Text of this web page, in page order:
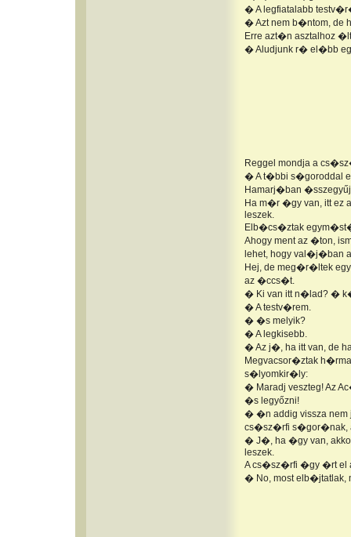
� A legfiatalabb
� Azt nem b�ntom, de
Erre azt�n asztalhoz
� Aludjunk r� el�bb
Reggel mondja a
� A t�bbi s�goroddal
Hamarj�ban
Ha m�r �gy van, itt ez
leszek.
Elb�cs�ztak
Ahogy ment az �ton,
lehet, hogy val�j�ban
Hej, de meg�r�ltek
az �ccs�t.
� Ki van itt n�lad? �
� A testv�rem.
� �s melyik?
� A legkisebb.
� Az j�, ha itt van, de
Megvacsor�ztak
s�lyomkir�ly:
� Maradj veszteg! Az
�s legyőzni!
� �n addig vissza nem
cs�sz�rfi s�gor�nak,
� J�, ha �gy van,
leszek.
A cs�sz�rfi �gy �rt el
� No, most elb�jtatlak,